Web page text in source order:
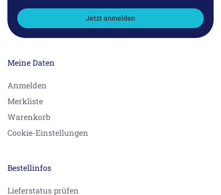
Jetzt anmelden
Meine Daten
Anmelden
Merkliste
Warenkorb
Cookie-Einstellungen
Bestellinfos
Lieferstatus prüfen